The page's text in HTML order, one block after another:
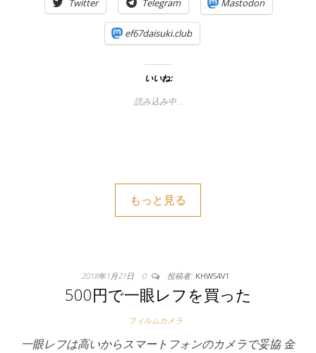
Twitter Telegram Mastodon
ef67daisuki.club
いいね:
読み込み中…
もっと見る
2018年1月21日 0 投稿者: KHWS4V1
500円で一眼レフを買った
フィルムカメラ
一眼レフは高いからスマートフォンのカメラで妥協 金